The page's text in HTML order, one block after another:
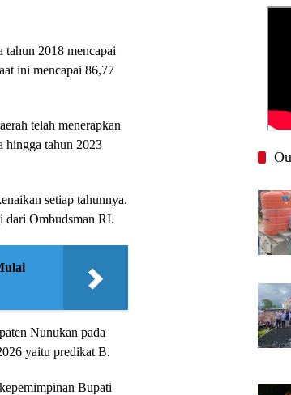
tahun 2018 mencapai
ini mencapai 86,77
telah menerapkan
hingga tahun 2023
setiap tahunnya.
dari Ombudsman RI.
Nunukan pada
yaitu predikat B.
Bupati